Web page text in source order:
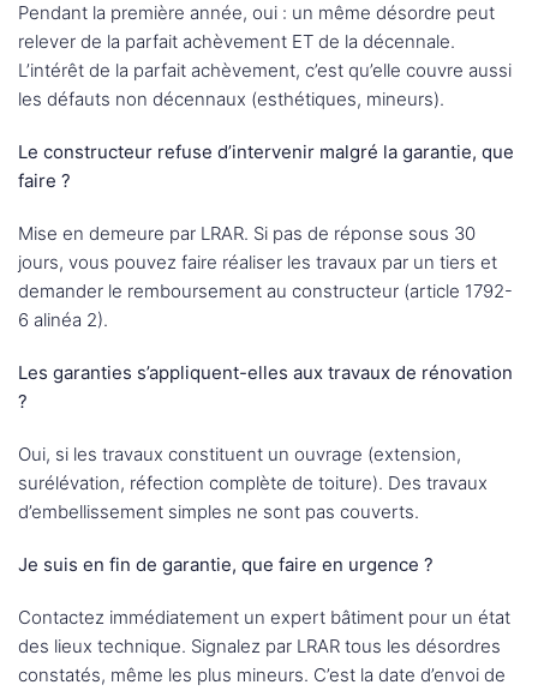
Pendant la première année, oui : un même désordre peut
relever de la parfait achèvement ET de la décennale.
L’intérêt de la parfait achèvement, c’est qu’elle couvre aussi
les défauts non décennaux (esthétiques, mineurs).
Le constructeur refuse d’intervenir malgré la garantie, que
faire ?
Mise en demeure par LRAR. Si pas de réponse sous 30
jours, vous pouvez faire réaliser les travaux par un tiers et
demander le remboursement au constructeur (article 1792-
6 alinéa 2).
Les garanties s’appliquent-elles aux travaux de rénovation
?
Oui, si les travaux constituent un ouvrage (extension,
surélévation, réfection complète de toiture). Des travaux
d’embellissement simples ne sont pas couverts.
Je suis en fin de garantie, que faire en urgence ?
Contactez immédiatement un expert bâtiment pour un état
des lieux technique. Signalez par LRAR tous les désordres
constatés, même les plus mineurs. C’est la date d’envoi de